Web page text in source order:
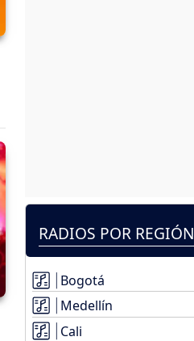
RADIOS POR REGIÓN
Bogotá
Medellín
Cali